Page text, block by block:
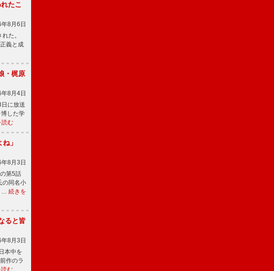
たこ
8月6日
た。
義と成
・梶原
8月4日
に放送
した学
読む
」
8月3日
第5話
の同名小
… 続きを
ると皆
8月3日
本中を
作のラ
む